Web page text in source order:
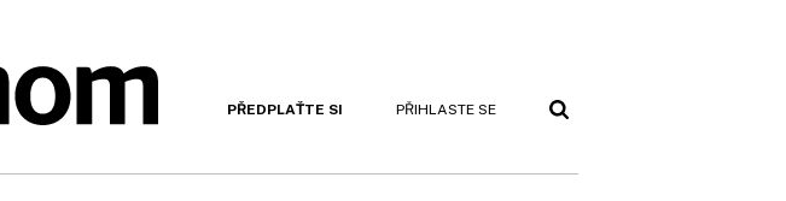
PŘEDPLAŤTE SI PŘIHLASTE SE